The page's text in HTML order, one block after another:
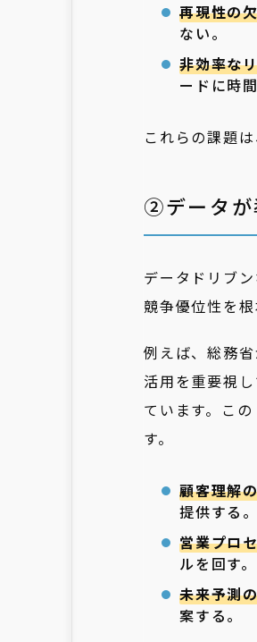
再現性の
ない。
非効率な
ードに時
これらの課題
②データが
データドリブ
競争優位性を
例えば、総務
活用を重要視
ています。こ
す。
顧客理解
提供する。
営業プロ
ルを回す。
未来予測
案する。